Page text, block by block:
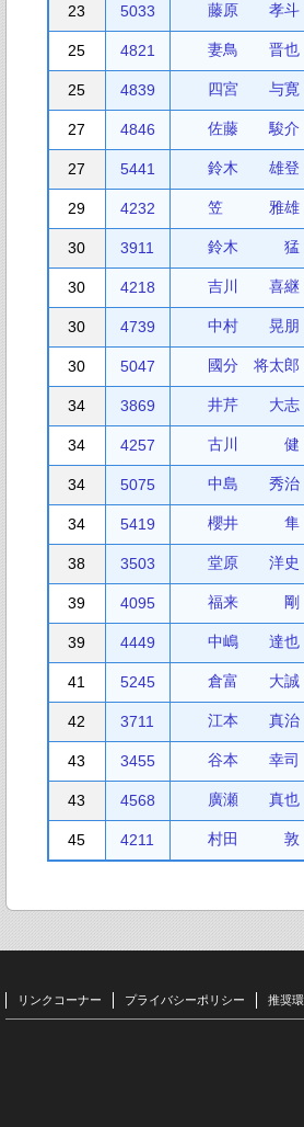
23 5033 藤原 孝斗
25 4821 妻鳥 晋也
25 4839 四宮 与寛
27 4846 佐藤 駿介
27 5441 鈴木 雄登
29 4232 笠 雅雄
30 3911 鈴木 猛
30 4218 吉川 喜継
30 4739 中村 晃朋
30 5047 國分 将太郎
34 3869 井芹 大志
34 4257 古川 健
34 5075 中島 秀治
34 5419 櫻井 隼
38 3503 堂原 洋史
39 4095 福来 剛
39 4449 中嶋 達也
41 5245 倉富 大誠
42 3711 江本 真治
43 3455 谷本 幸司
43 4568 廣瀬 真也
45 4211 村田 敦
リンクコーナー プライバシーポリシー 推奨